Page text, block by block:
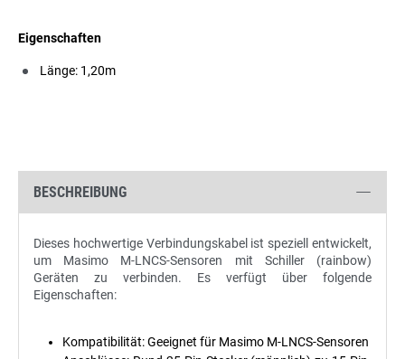
Eigenschaften
Länge: 1,20m
BESCHREIBUNG
Dieses hochwertige Verbindungskabel ist speziell entwickelt,
um Masimo M-LNCS-Sensoren mit Schiller (rainbow)
Geräten zu verbinden. Es verfügt über folgende
Eigenschaften:
Kompatibilität: Geeignet für Masimo M-LNCS-Sensoren